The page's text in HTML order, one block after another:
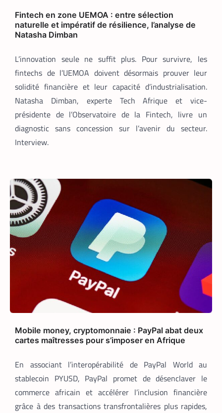
Fintech en zone UEMOA : entre sélection
naturelle et impératif de résilience, l’analyse de
Natasha Dimban
L’innovation seule ne suffit plus. Pour survivre, les
fintechs de l’UEMOA doivent désormais prouver leur
solidité financière et leur capacité d’industrialisation.
Natasha Dimban, experte Tech Afrique et vice-
présidente de l’Observatoire de la Fintech, livre un
diagnostic sans concession sur l’avenir du secteur.
Interview.
Mobile money, cryptomonnaie : PayPal abat deux
cartes maîtresses pour s’imposer en Afrique
En associant l’interopérabilité de PayPal World au
stablecoin PYUSD, PayPal promet de désenclaver le
commerce africain et accélérer l’inclusion financière
grâce à des transactions transfrontalières plus rapides,
sonne. La suite est une question de
technologie et d’endurance.
APPLICATION ,
TECH AFRIQUE
Prosuma et Yango Food : un partenariat
qui impacte le marché du travail ivoirien
La Rédaction 10 mai 2026
Le partenariat entre Prosuma et Yango
Food promet de transformer le
commerce ivoirien en stimulant l’emploi
local, digitalisant les métiers de la
livraison et structurant une chaîne
logistique moderne et inclusive.